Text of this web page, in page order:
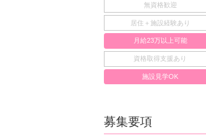
無資格歓迎
居住＋施設経験あり
月給23万以上可能
資格取得支援あり
施設見学OK
募集要項